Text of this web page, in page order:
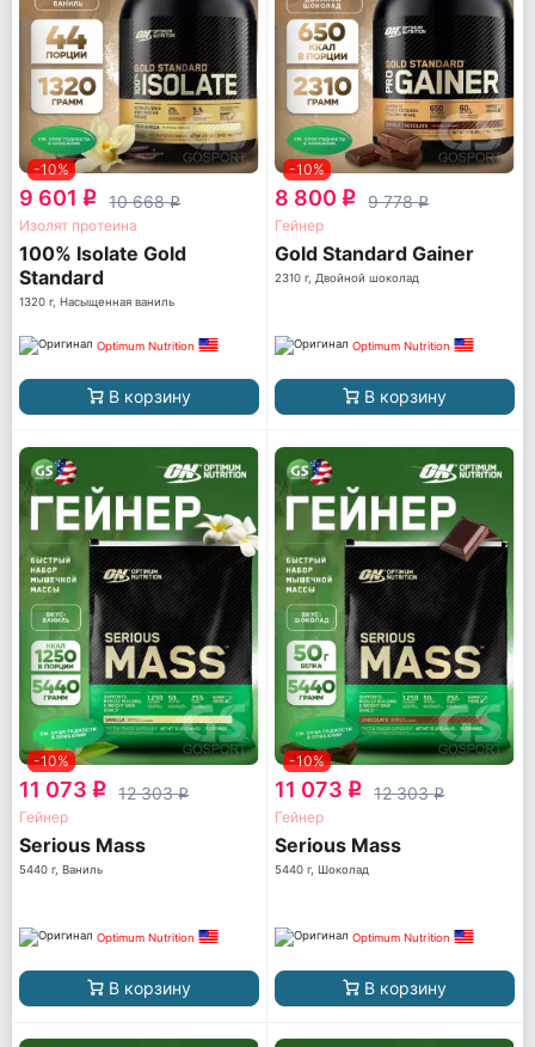
-10%
9 601 q 10 668q
Изолят протеина
100% Isolate Gold
Standard
1320 г, Насыщенная ваниль
Optimum Nutrition
В корзину
-10%
8 800 q 9 778q
Гейнер
Gold Standard Gainer
2310 г, Двойной шоколад
Optimum Nutrition
В корзину
-10%
11 073 q 12 303q
Гейнер
Serious Mass
5440 г, Ваниль
Optimum Nutrition
В корзину
-10%
11 073 q 12 303q
Гейнер
Serious Mass
5440 г, Шоколад
Optimum Nutrition
В корзину